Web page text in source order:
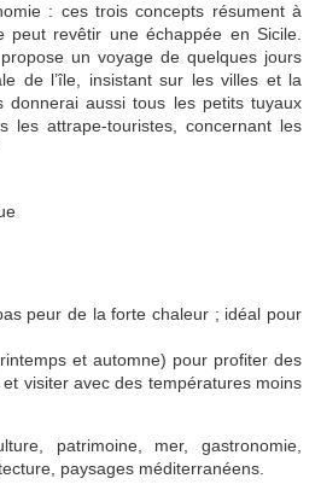
: ces trois concepts résument à
peut revêtir une échappée en Sicile.
un voyage de quelques jours
de l’île, insistant sur les villes et la
donnerai aussi tous les petits tuyaux
les attrape-touristes, concernant les
peur de la forte chaleur ; idéal pour
et automne) pour profiter des
visiter avec des températures moins
patrimoine, mer, gastronomie,
paysages méditerranéens.